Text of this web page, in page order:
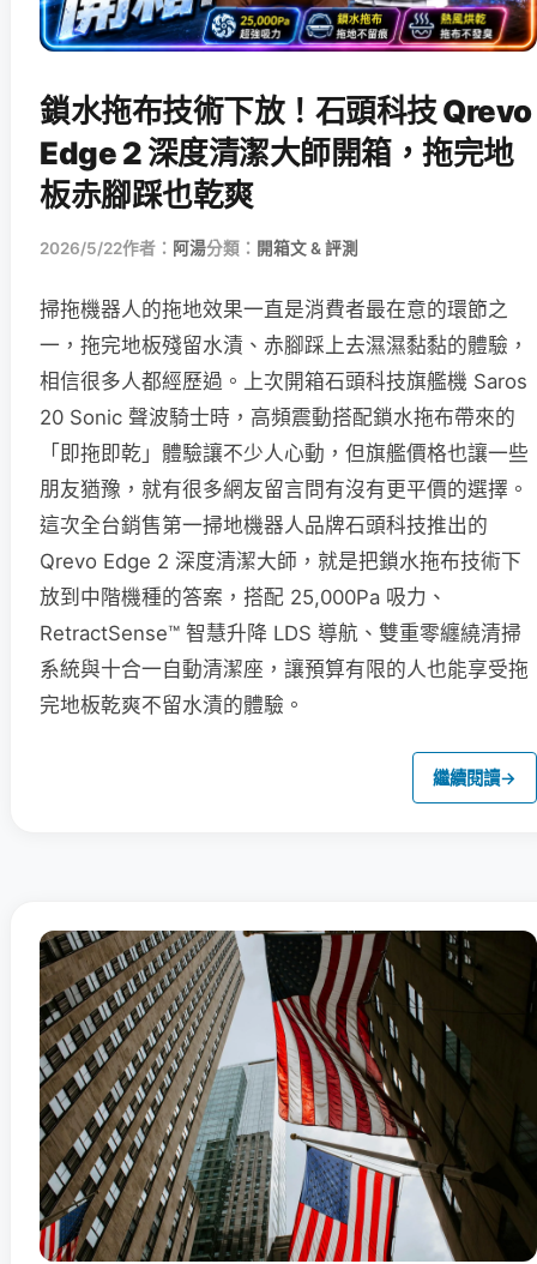
鎖水拖布技術下放！石頭科技 Qrevo
Edge 2 深度清潔大師開箱，拖完地
板赤腳踩也乾爽
2026/5/22作者： 阿湯分類： 開箱文 & 評測
掃拖機器人的拖地效果一直是消費者最在意的環節之
一，拖完地板殘留水漬、赤腳踩上去濕濕黏黏的體驗，
相信很多人都經歷過。上次開箱石頭科技旗艦機 Saros
20 Sonic 聲波騎士時，高頻震動搭配鎖水拖布帶來的
「即拖即乾」體驗讓不少人心動，但旗艦價格也讓一些
朋友猶豫，就有很多網友留言問有沒有更平價的選擇。
這次全台銷售第一掃地機器人品牌石頭科技推出的
Qrevo Edge 2 深度清潔大師，就是把鎖水拖布技術下
放到中階機種的答案，搭配 25,000Pa 吸力、
RetractSense™ 智慧升降 LDS 導航、雙重零纏繞清掃
系統與十合一自動清潔座，讓預算有限的人也能享受拖
完地板乾爽不留水漬的體驗。
繼續閱讀→